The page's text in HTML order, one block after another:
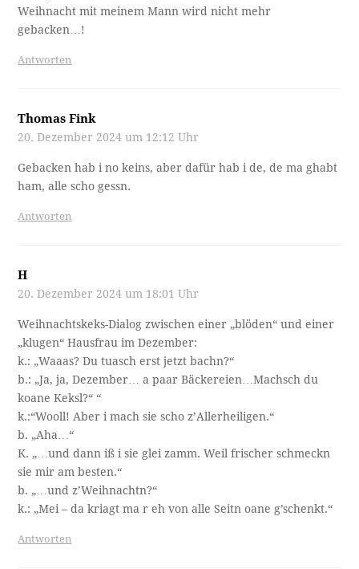
Weihnacht mit meinem Mann wird nicht mehr
gebacken…!
Antworten
Thomas Fink
20. Dezember 2024 um 12:12 Uhr
Gebacken hab i no keins, aber dafür hab i de, de ma ghabt
ham, alle scho gessn.
Antworten
H
20. Dezember 2024 um 18:01 Uhr
Weihnachtskeks-Dialog zwischen einer „blöden“ und einer
„klugen“ Hausfrau im Dezember:
k.: „Waaas? Du tuasch erst jetzt bachn?“
b.: „Ja, ja, Dezember… a paar Bäckereien…Machsch du
koane Keksl?“ “
k.:“Wooll! Aber i mach sie scho z’Allerheiligen.“
b. „Aha…“
K. „…und dann iß i sie glei zamm. Weil frischer schmeckn
sie mir am besten.“
b. „…und z’Weihnachtn?“
k.: „Mei – da kriagt ma r eh von alle Seitn oane g’schenkt.“
Antworten